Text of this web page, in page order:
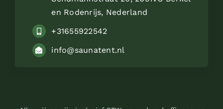
en Rodenrijs, Nederland
+31655922542
info@saunatent.nl